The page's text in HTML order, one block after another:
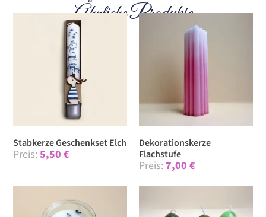
Ähnliche Produkte
Stabkerze Geschenkset Elch
5,50€
Dekorationskerze
Flachstufe
7,00 €